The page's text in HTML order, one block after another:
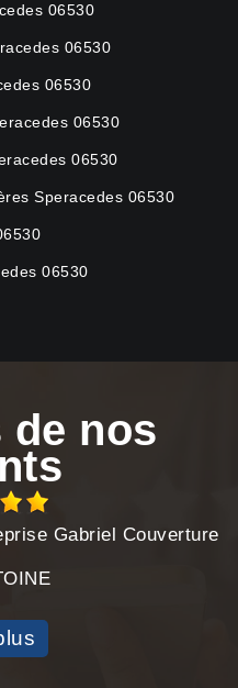
06530
06530
06530
06530
06530
Speracedes 06530
06530
de nos
Gabriel Couverture